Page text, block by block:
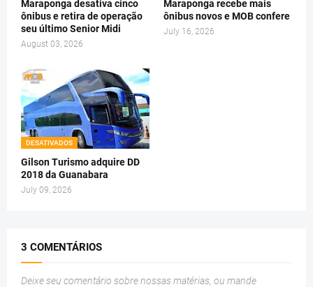
Maraponga desativa cinco
ônibus e retira de operação
seu último Senior Midi
August 03, 2026
Maraponga recebe mais
ônibus novos e MOB confere
July 16, 2026
DESATIVADOS
Gilson Turismo adquire DD
2018 da Guanabara
July 09, 2026
3 COMENTÁRIOS
Deixe seu comentário sobre nossas matérias, ou mande